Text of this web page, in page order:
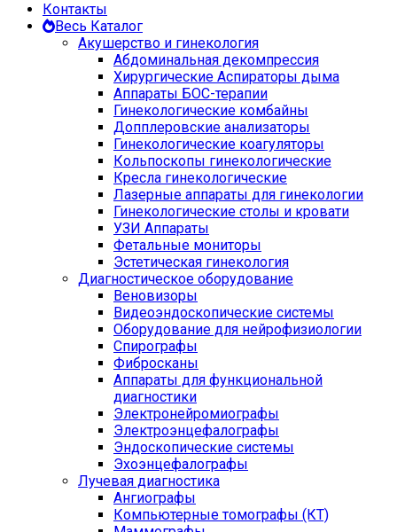
Контакты
Весь Каталог
Акушерство и гинекология
Абдоминальная декомпрессия
Хирургические Аспираторы дыма
Аппараты БОС-терапии
Гинекологические комбайны
Допплеровские анализаторы
Гинекологические коагуляторы
Кольпоскопы гинекологические
Кресла гинекологические
Лазерные аппараты для гинекологии
Гинекологические столы и кровати
УЗИ Аппараты
Фетальные мониторы
Эстетическая гинекология
Диагностическое оборудование
Веновизоры
Видеоэндоскопические системы
Оборудование для нейрофизиологии
Спирографы
Фибросканы
Аппараты для функциональной
диагностики
Электронейромиографы
Электроэнцефалографы
Эндоскопические системы
Эхоэнцефалографы
Лучевая диагностика
Ангиографы
Компьютерные томографы (КТ)